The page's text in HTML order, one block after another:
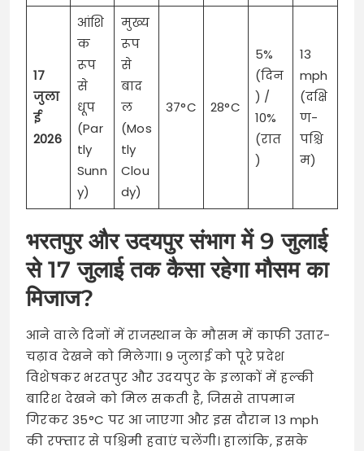
17
जुला
ई
2026
आंशि
क
रूप
से
धूप
(Par
tly
Sunn
y)
मुख्य
रूप
से
बाद
ल
(Mos
tly
Clou
dy)
37°C 28°C
5%
(दिन
) /
10%
(रात
)
13
mph
(दक्षि
ण-
पश्चि
म)
भरतपुर और उदयपुर संभाग में 9 जुलाई
से 17 जुलाई तक कैसा रहेगा मौसम का
मिजाज?
आने वाले दिनों में राजस्थान के मौसम में काफी उतार-
चढ़ाव देखने को मिलेगा। 9 जुलाई को पूरे प्रदेश
विशेषकर भरतपुर और उदयपुर के इलाकों में हल्की
बारिश देखने को मिल सकती है, जिससे तापमान
गिरकर 35°C पर आ जाएगा और इस दौरान 13 mph
की रफ्तार से पश्चिमी हवाएं चलेंगी। हालांकि, इसके